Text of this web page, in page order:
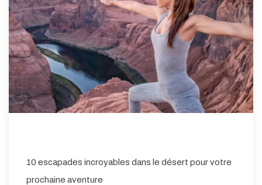
10 escapades incroyables dans le désert pour votre
prochaine aventure